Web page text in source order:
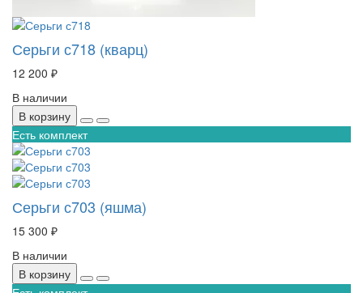
Серьги с718 (кварц)
12 200 ₽
В наличии
В корзину
Есть комплект
Серьги с703 (яшма)
15 300 ₽
В наличии
В корзину